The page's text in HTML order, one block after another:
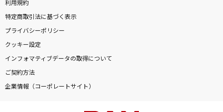
利用規約
特定商取引法に基づく表示
プライバシーポリシー
クッキー設定
インフォマティブデータの取得について
ご契約方法
企業情報（コーポレートサイト）